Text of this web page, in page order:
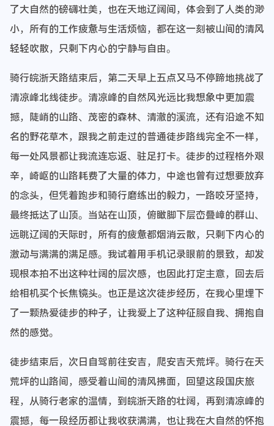
了大自然的磅礴壮美，也在天地辽阔间，体会到了人类的渺
小，所有的工作疲惫与生活烦恼，都在这一刻被山间的清风
轻轻吹散，只剩下内心的宁静与自由。
骑行皖浙天路结束后，第二天早上五点又马不停蹄地挑战了
清凉峰北线徒步。清凉峰的自然风光远比我想象中更加震
撼，陡峭的山路、茂密的森林、清澈的溪流，还有沿途不知
名的野花草木，跟我之前走过的普通徒步路线完全不一样，
每一处风景都让我流连忘返、驻足打卡。徒步的过程格外艰
辛，崎岖的山路耗费了大量的体力，中途也曾有过想要放弃
的念头，但凭着跑步和骑行磨练出的毅力，一路咬牙坚持，
最终抵达了山顶。当站在山顶，俯瞰脚下层峦叠嶂的群山、
远眺辽阔的天际时，所有的疲惫都烟消云散，只剩下内心的
激动与满满的满足感。我试着用手机记录眼前的景致，却发
现根本拍不出这种壮阔的层次感，也因此打定主意，回去后
给相机买个长焦镜头。也正是这次徒步经历，在我心里埋下
了一颗热爱徒步的种子，让我爱上了这种征服自我、拥抱自
然的感觉。
徒步结束后，次日自驾前往安吉，爬安吉天荒坪。骑行在天
荒坪的山路间，感受着山间的清风拂面，回望这段国庆旅
程，从骑行老家的温情，到皖浙天路的壮阔，再到清凉峰的
震撼，每一段经历都让我收获满满，也让我在大自然的怀抱